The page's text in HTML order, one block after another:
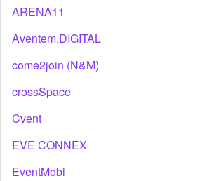
ARENA11
Aventem.DIGITAL
come2join (N&M)
crossSpace
Cvent
EVE CONNEX
EventMobi